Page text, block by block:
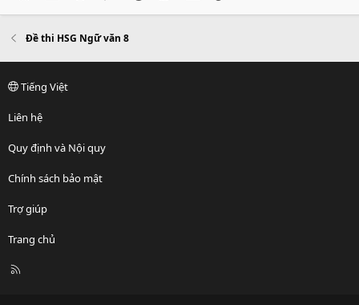
Đề thi HSG Ngữ văn 8
Tiếng Việt
Liên hệ
Quy định và Nội quy
Chính sách bảo mật
Trợ giúp
Trang chủ
R